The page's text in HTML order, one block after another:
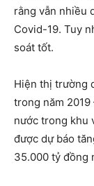
rằng vẫn nhiều
Covid-19. Tuy
soát tốt.
Hiện thị trường
trong năm
nước trong khu
được dự báo
35.000 tỷ đồng